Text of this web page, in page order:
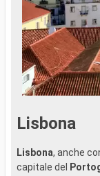
Lisbona
Lisbona, anche
capitale del